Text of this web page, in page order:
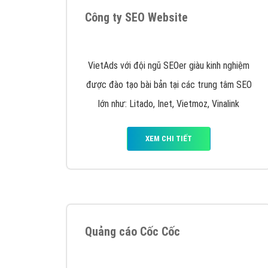
Google Ads là hình thức quảng cáo của
Google được tài trợ có chữ Ad gồm 4 ví trí
trên cùng và 3 vị trí dưới cùng
Công ty SEO Website